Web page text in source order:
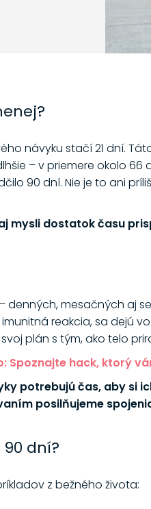
návyku stačí 21 dní.
– v priemere okolo 66
90 dní. Nie je to ani
mysli dostatok času
denných, mesačných aj
reakcia, sa dejú
plán s tým, ako telo
Spoznajte hack, ktorý
potrebujú čas, aby si
posilňujeme
dní?
z bežného života: